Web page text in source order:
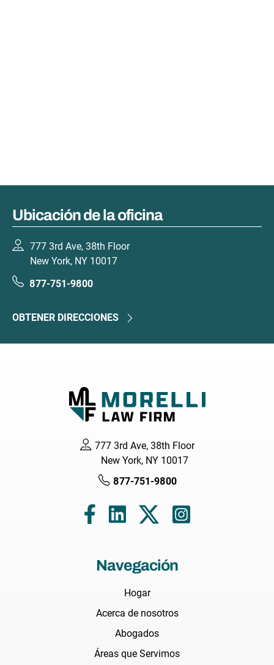
Ubicación de la oficina
777 3rd Ave, 38th Floor
New York, NY 10017
877-751-9800
OBTENER DIRECCIONES
777 3rd Ave, 38th Floor
New York, NY 10017
877-751-9800
Navegación
Hogar
Acerca de nosotros
Abogados
Áreas que Servimos